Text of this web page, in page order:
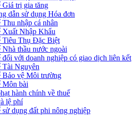
Giá trị gia tăng
dẫn sử dụng Hóa đơn
Thu nhập cá nhân
Xuất Nhập Khẩu
Tiêu Thụ Đặc Biệt
Nhà thầu nước ngoài
đối với doanh nghiệp có giao dịch liên kết
Tài Nguyên
Bảo vệ Môi trường
Môn bài
hành chính về thuế
lệ phí
sử dụng đất phi nông nghiệp